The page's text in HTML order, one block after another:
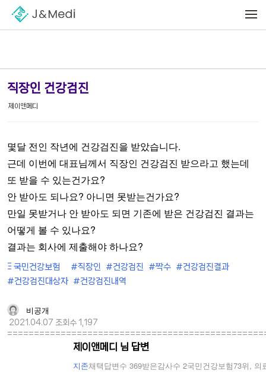
직장인 건강검진
제이앤메디
몇달 전인 작년에 건강검진을 받았습니다.
근데 이번에 대표님께서 직장인 건강검진 받으라고 했는데
또 받을 수 있는건가요?
안 받아도 되나요? 아니면 못받는건가요?
만일 못받거나 안 받아도 되면 기존에 받은 건강검진 결과는
어떻게 볼 수 있나요?
결과는 회사에 제출해야 하나요?
Ξ 국민건강보험 #직장인 #건강검진 #짝수 #건강검진결과
#건강검진대상자 #건강검진내역
비공개
2021.04.07 조회수 1,197
제이앤메디 님 답변
지존채택답변수 369받은감사수 2국민건강보험73위,